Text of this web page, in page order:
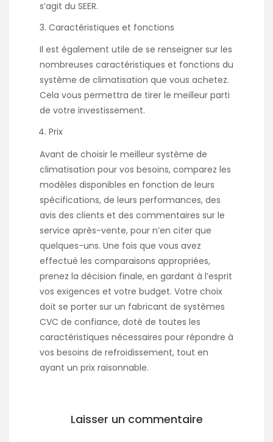
s’agit du SEER.
Caractéristiques et fonctions
Il est également utile de se renseigner sur les
nombreuses caractéristiques et fonctions du
système de climatisation que vous achetez.
Cela vous permettra de tirer le meilleur parti
de votre investissement.
Prix
Avant de choisir le meilleur système de
climatisation pour vos besoins, comparez les
modèles disponibles en fonction de leurs
spécifications, de leurs performances, des
avis des clients et des commentaires sur le
service après-vente, pour n’en citer que
quelques-uns. Une fois que vous avez
effectué les comparaisons appropriées,
prenez la décision finale, en gardant à l’esprit
vos exigences et votre budget. Votre choix
doit se porter sur un fabricant de systèmes
CVC de confiance, doté de toutes les
caractéristiques nécessaires pour répondre à
vos besoins de refroidissement, tout en
ayant un prix raisonnable.
Laisser un commentaire